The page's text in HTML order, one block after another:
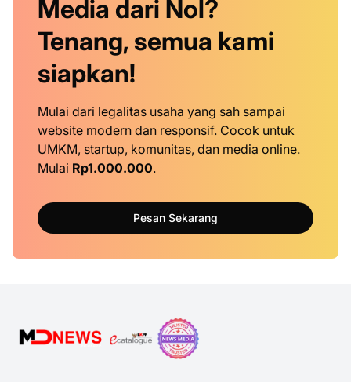
Media dari Nol?
Tenang, semua kami
siapkan!
Mulai dari legalitas usaha yang sah sampai
website modern dan responsif. Cocok untuk
UMKM, startup, komunitas, dan media online.
Mulai Rp1.000.000.
Pesan Sekarang